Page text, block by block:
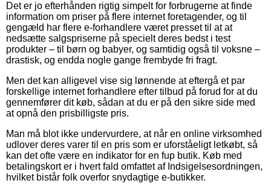
Det er jo efterhånden rigtig simpelt for forbrugerne at finde
information om priser på flere internet foretagender, og til
gengæld har flere e-forhandlere været presset til at at
nedsætte salgspriserne på specielt deres bedst i test
produkter – til børn og babyer, og samtidig også til voksne –
drastisk, og endda nogle gange frembyde fri fragt.
Men det kan alligevel vise sig lønnende at eftergå et par
forskellige internet forhandlere efter tilbud på forud for at du
gennemfører dit køb, sådan at du er på den sikre side med
at opnå den prisbilligste pris.
Man må blot ikke undervurdere, at når en online virksomhed
udlover deres varer til en pris som er uforståeligt letkøbt, så
kan det ofte være en indikator for en fup butik. Køb med
betalingskort er i hvert fald omfattet af Indsigelsesordningen,
hvilket bistår folk overfor snydagtige e-butikker.